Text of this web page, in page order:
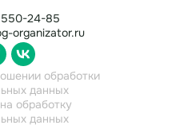
24-85
organizator.ru
обработки
данных
обработку
данных